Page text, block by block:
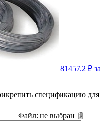
81457.2 ₽ за
спецификацию для
Файл: не выбран